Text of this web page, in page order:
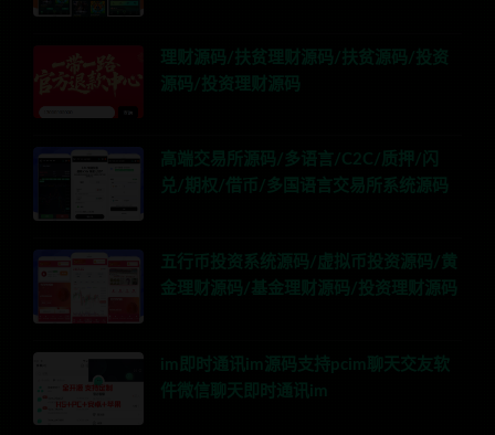
理财源码/扶贫理财源码/扶贫源码/投资
源码/投资理财源码
高端交易所源码/多语言/C2C/质押/闪
兑/期权/借币/多国语言交易所系统源码
五行币投资系统源码/虚拟币投资源码/黄
金理财源码/基金理财源码/投资理财源码
im即时通讯im源码支持pcim聊天交友软
件微信聊天即时通讯im